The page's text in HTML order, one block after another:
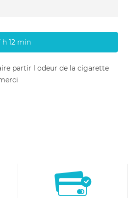
h 12 min
partir l odeur de la cigarette